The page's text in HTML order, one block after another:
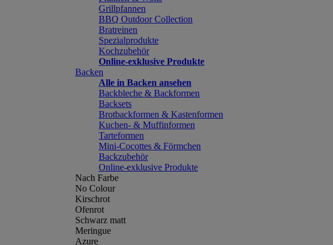
Grillpfannen
BBQ Outdoor Collection
Bratreinen
Spezialprodukte
Kochzubehör
Online-exklusive Produkte
Backen
Alle in Backen ansehen
Backbleche & Backformen
Backsets
Brotbackformen & Kastenformen
Kuchen- & Muffinformen
Tarteformen
Mini-Cocottes & Förmchen
Backzubehör
Online-exklusive Produkte
Nach Farbe
No Colour
Kirschrot
Ofenrot
Schwarz matt
Meringue
Azure